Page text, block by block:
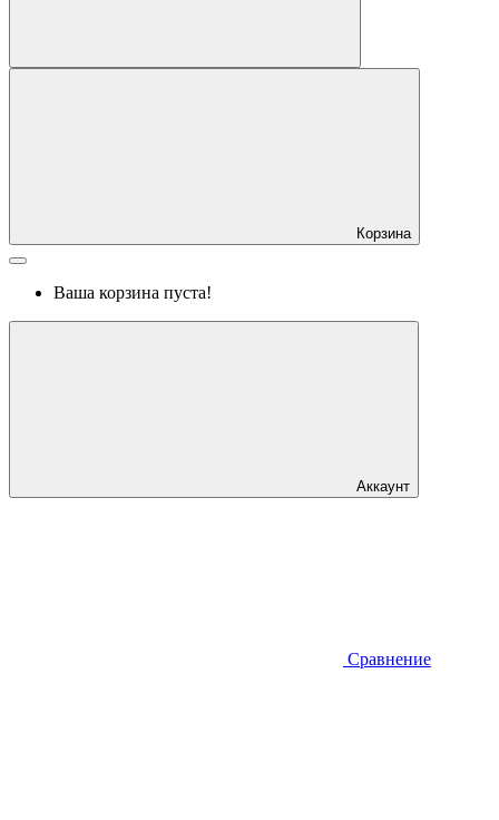
Корзина
Ваша корзина пуста!
Аккаунт
Сравнение